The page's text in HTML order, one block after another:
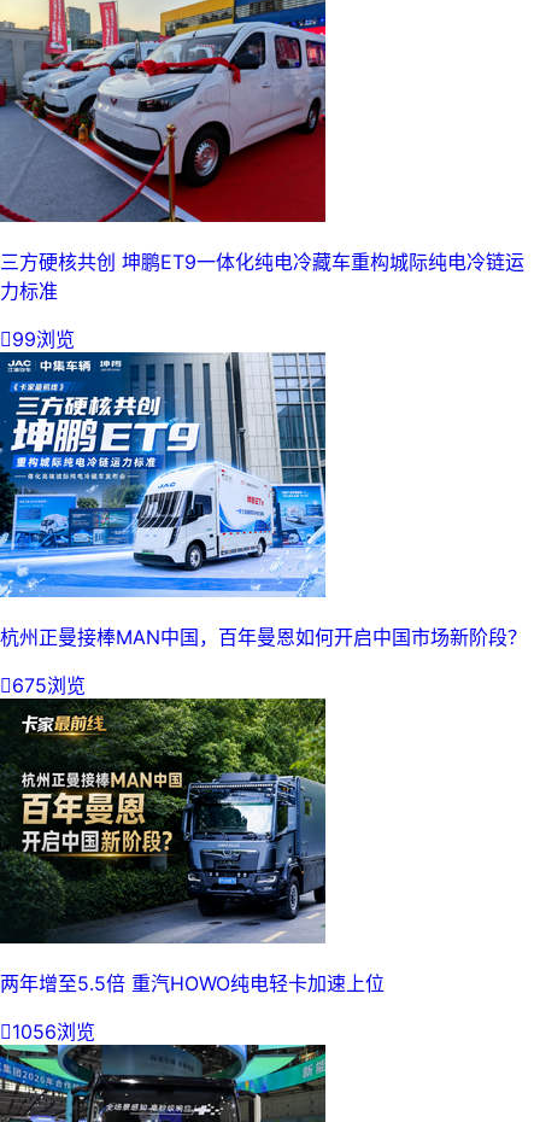
三方硬核共创 坤鹏ET9一体化纯电冷藏车重构城际纯电冷链运
力标准
99浏览
杭州正曼接棒MAN中国，百年曼恩如何开启中国市场新阶段？
675浏览
两年增至5.5倍 重汽HOWO纯电轻卡加速上位
1056浏览